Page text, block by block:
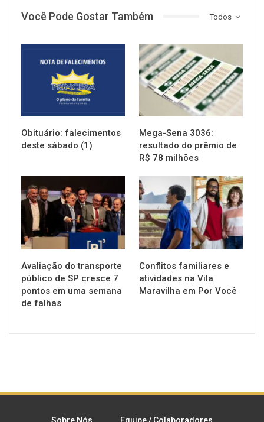
Todos
Você Pode Gostar Também
Obituário: falecimentos
deste sábado (1)
NOTÍCIAS
Mega-Sena 3036:
resultado do prêmio de
R$ 78 milhões
NOTÍCIAS
Avaliação do transporte
público de SP cresce 7
pontos em uma semana
de falhas
NOTÍCIAS
Conflitos familiares e
atividades na Vila
Maravilha em Por Você
Sobre Nós Equipe / Colaboradores